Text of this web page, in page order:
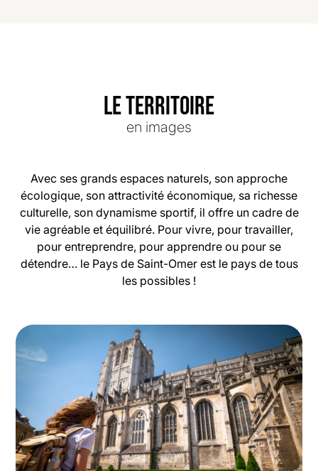
LE TERRITOIRE
en images
Avec ses grands espaces naturels, son approche
écologique, son attractivité économique, sa richesse
culturelle, son dynamisme sportif, il offre un cadre de
vie agréable et équilibré. Pour vivre, pour travailler,
pour entreprendre, pour apprendre ou pour se
détendre… le Pays de Saint-Omer est le pays de tous
les possibles !